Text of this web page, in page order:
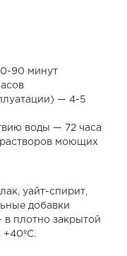
90 минут
— 4-5
воды — 72 часа
растворов моющих
уайт-спирит,
добавки
в плотно закрытой
+40ºС.